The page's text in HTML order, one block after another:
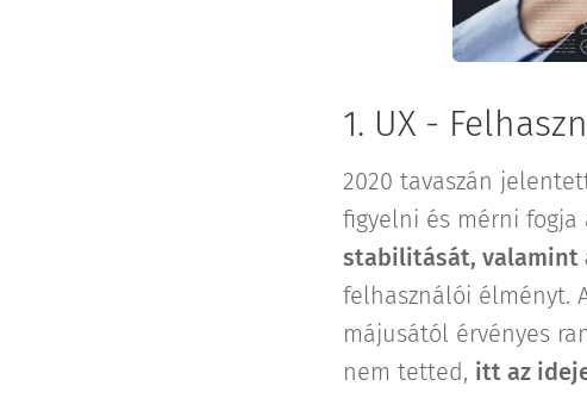
1. UX -
2020 tavaszán
figyelni és mérni fogja
stabilitását, valamint
felhasználói élményt.
májusától érvényes
nem tetted, itt az